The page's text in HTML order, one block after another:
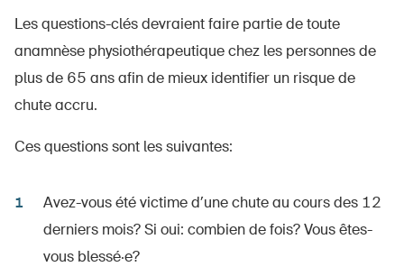
Les questions-clés devraient faire partie de toute
anamnèse physiothérapeutique chez les personnes de
plus de 65 ans afin de mieux identifier un risque de
chute accru.
Ces questions sont les suivantes:
Avez-vous été victime d’une chute au cours des 12
derniers mois? Si oui: combien de fois? Vous êtes-
vous blessé·e?